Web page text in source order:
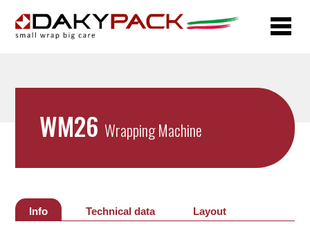
WM26Wrapping Machine
Info Technical data Layout